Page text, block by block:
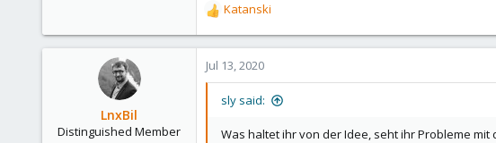
R
e
a
c
t
Katanski
LnxBil
Distinguished Member
Jul 13, 2020
sly said:
Was haltet ihr von der Idee, seht ihr Probleme mit